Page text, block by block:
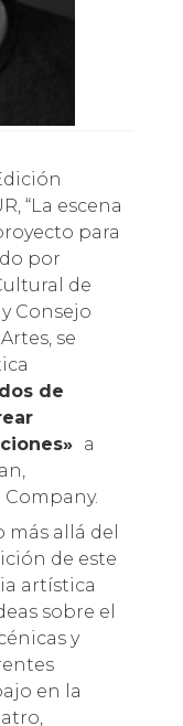
“La escena
para
por
de
Consejo
se
de
a
allá del
de este
artística
sobre el
y
en la